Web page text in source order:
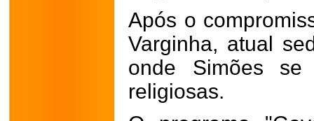
Após o
Varginha, atual
onde Simões se
religiosas.